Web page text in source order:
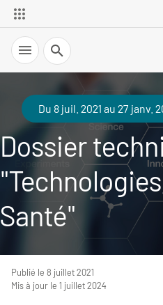
Recherche
Du 8 juil. 2021 au 27 janv.
Dossier
Santé"
Publié le 8 juillet 2021
Mis à jour le 1 juillet 2024